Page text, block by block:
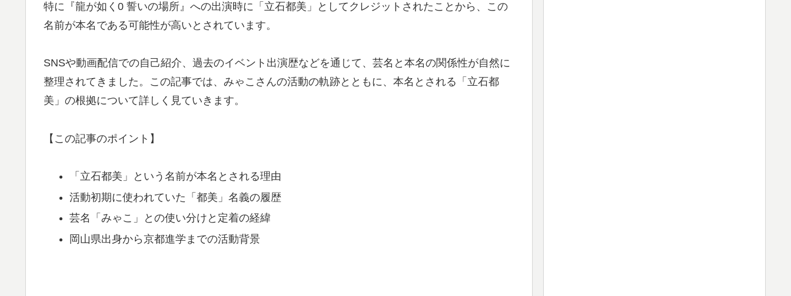
特に『龍が如く0 誓いの場所』への出演時に「立石都美」としてクレジットされたことから、この
名前が本名である可能性が高いとされています。
SNSや動画配信での自己紹介、過去のイベント出演歴などを通じて、芸名と本名の関係性が自然に
整理されてきました。この記事では、みゃこさんの活動の軌跡とともに、本名とされる「立石都
美」の根拠について詳しく見ていきます。
【この記事のポイント】
「立石都美」という名前が本名とされる理由
活動初期に使われていた「都美」名義の履歴
芸名「みゃこ」との使い分けと定着の経緯
岡山県出身から京都進学までの活動背景